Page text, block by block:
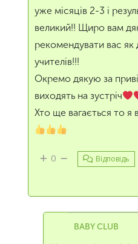
уже місяців 2-3 і
великий!! Щиро вам
рекомендувати вас
учителів!!!
Окремо дякую за
виходять на зустріч
Хто ще вагається то я
0 Відповідь
BABY CLUB